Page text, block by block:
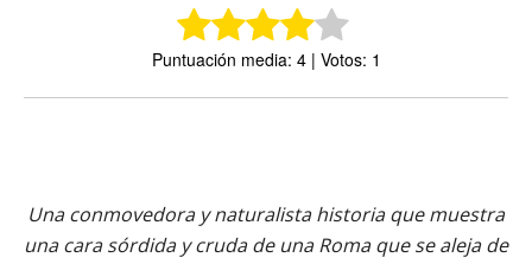
Puntuación media: 4 | Votos: 1
Una conmovedora y naturalista historia que muestra
una cara sórdida y cruda de una Roma que se aleja de